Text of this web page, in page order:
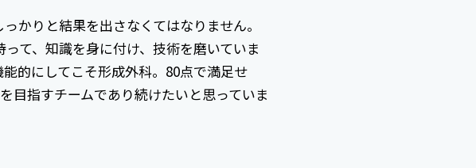
かりと結果を出さなくてはなりません。
て、知識を身に付け、技術を磨いていま
的にしてこそ形成外科。80点で満足せ
目指すチームであり続けたいと思っていま